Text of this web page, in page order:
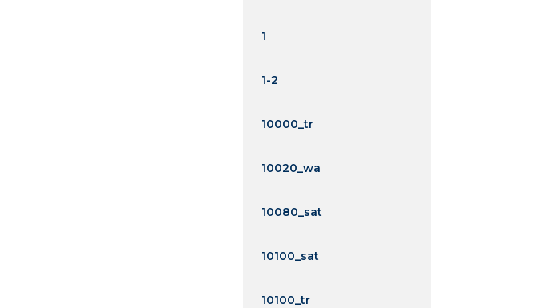
1
1-2
10000_tr
10020_wa
10080_sat
10100_sat
10100_tr